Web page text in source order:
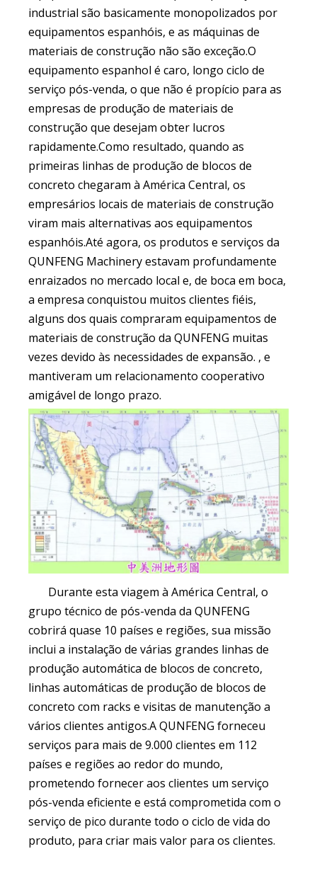
industrial são basicamente monopolizados por
equipamentos espanhóis, e as máquinas de
materiais de construção não são exceção.O
equipamento espanhol é caro, longo ciclo de
serviço pós-venda, o que não é propício para as
empresas de produção de materiais de
construção que desejam obter lucros
rapidamente.Como resultado, quando as
primeiras linhas de produção de blocos de
concreto chegaram à América Central, os
empresários locais de materiais de construção
viram mais alternativas aos equipamentos
espanhóis.Até agora, os produtos e serviços da
QUNFENG Machinery estavam profundamente
enraizados no mercado local e, de boca em boca,
a empresa conquistou muitos clientes fiéis,
alguns dos quais compraram equipamentos de
materiais de construção da QUNFENG muitas
vezes devido às necessidades de expansão. , e
mantiveram um relacionamento cooperativo
amigável de longo prazo.
Durante esta viagem à América Central, o
grupo técnico de pós-venda da QUNFENG
cobrirá quase 10 países e regiões, sua missão
inclui a instalação de várias grandes linhas de
produção automática de blocos de concreto,
linhas automáticas de produção de blocos de
concreto com racks e visitas de manutenção a
vários clientes antigos.A QUNFENG forneceu
serviços para mais de 9.000 clientes em 112
países e regiões ao redor do mundo,
prometendo fornecer aos clientes um serviço
pós-venda eficiente e está comprometida com o
serviço de pico durante todo o ciclo de vida do
produto, para criar mais valor para os clientes.